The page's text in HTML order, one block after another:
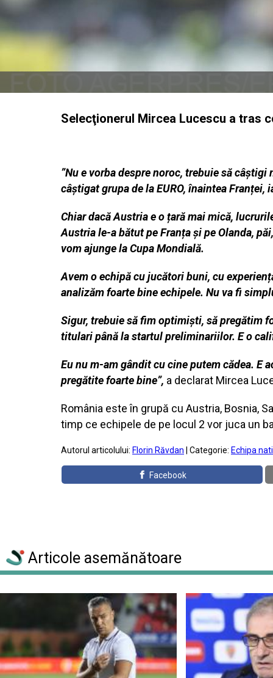
Selecţionerul Mircea Lucescu a tras
”Nu e vorba despre noroc, trebuie să
câștigat grupa de la EURO, înaintea
Chiar dacă Austria e o țară mai mică,
Austria le-a bătut pe Franța și pe Olanda,
vom ajunge la Cupa Mondială.
Avem o echipă cu jucători buni, cu
analizăm foarte bine echipele. Nu va fi
Sigur, trebuie să fim optimiști, să pregătim
titulari până la startul preliminariilor. E o
Eu nu m-am gândit cu cine putem cădea. E
pregătite foarte bine”, a declarat Mircea
România este în grupă cu Austria, Bosnia,
timp ce echipele de pe locul 2 vor juca un
Autorul articolului: Florin Răvdan | Categorie: Echipa
Facebook
Articole asemănătoare